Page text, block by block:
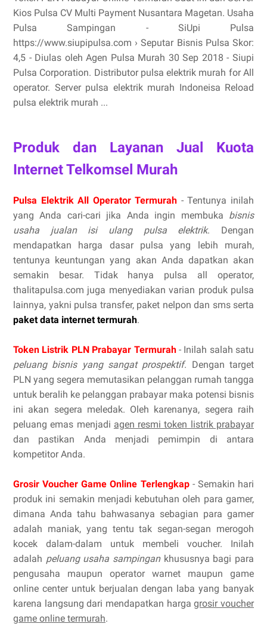
Kios Pulsa CV Multi Payment Nusantara Magetan. Usaha
Pulsa Sampingan - SiUpi Pulsa
https://www.siupipulsa.com › Seputar Bisnis Pulsa Skor:
4,5 - ‎Diulas oleh Agen Pulsa Murah 30 Sep 2018 - Siupi
Pulsa Corporation. Distributor pulsa elektrik murah for All
operator. Server pulsa elektrik murah Indoneisa Reload
pulsa elektrik murah ...
Produk dan Layanan Jual Kuota
Internet Telkomsel Murah
Pulsa Elektrik All Operator Termurah - Tentunya inilah
yang Anda cari-cari jika Anda ingin membuka bisnis
usaha jualan isi ulang pulsa elektrik. Dengan
mendapatkan harga dasar pulsa yang lebih murah,
tentunya keuntungan yang akan Anda dapatkan akan
semakin besar. Tidak hanya pulsa all operator,
thalitapulsa.com juga menyediakan varian produk pulsa
lainnya, yakni pulsa transfer, paket nelpon dan sms serta
paket data internet termurah.
Token Listrik PLN Prabayar Termurah- Inilah salah satu
peluang bisnis yang sangat prospektif. Dengan target
PLN yang segera memutasikan pelanggan rumah tangga
untuk beralih ke pelanggan prabayar maka potensi bisnis
ini akan segera meledak. Oleh karenanya, segera raih
peluang emas menjadi agen resmi token listrik prabayar
dan pastikan Anda menjadi pemimpin di antara
kompetitor Anda.
Grosir Voucher Game Online Terlengkap- Semakin hari
produk ini semakin menjadi kebutuhan oleh para gamer,
dimana Anda tahu bahwasanya sebagian para gamer
adalah maniak, yang tentu tak segan-segan merogoh
kocek dalam-dalam untuk membeli voucher. Inilah
adalah peluang usaha sampingankhususnya bagi para
pengusaha maupun operator warnet maupun game
online center untuk berjualan dengan laba yang banyak
karena langsung dari mendapatkan hargagrosir voucher
game online termurah.